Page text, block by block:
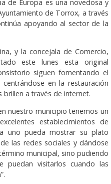
de Europa es una novedosa y
de Torrox, a través
apoyando al sector de la
y la concejala de Comercio,
este lunes esta original
siguen fomentando el
en la restauración
a través de internet.
nuestro municipio tenemos un
establecimientos de
uno pueda mostrar su plato
las redes sociales y dándose
municipal, sino pudiendo
puedan visitarlos cuando las